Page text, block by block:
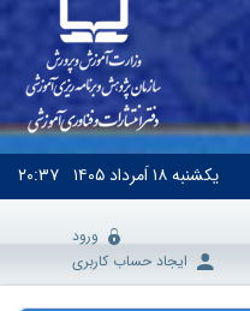
یکشنبه۱۸ اَمرداد ۱۴۰۵ ۲۰:۳۷
ورود
ایجاد حساب کاربری